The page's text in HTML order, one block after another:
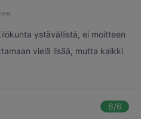
ystävällistä, ei moitteen
vielä lisää, mutta kaikki
6/6